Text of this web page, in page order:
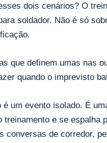
dois cenários? O
soldador. Não é só
que definem umas nas
quando o imprevisto
é um evento isolado. É
treinamento e se espalha
conversas de corredor,